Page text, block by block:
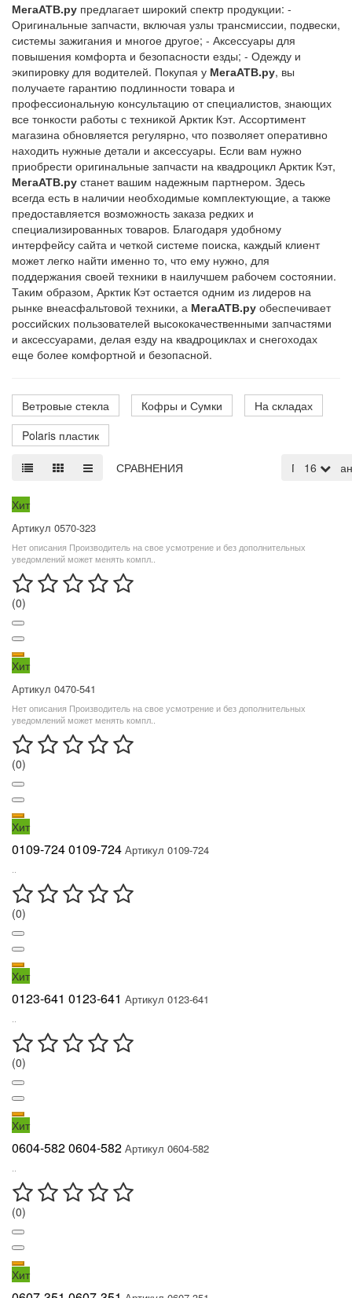
МегаАТВ.ру предлагает широкий спектр продукции: -
Оригинальные запчасти, включая узлы трансмиссии, подвески,
системы зажигания и многое другое; - Аксессуары для
повышения комфорта и безопасности езды; - Одежду и
экипировку для водителей. Покупая у МегаАТВ.ру, вы
получаете гарантию подлинности товара и
профессиональную консультацию от специалистов, знающих
все тонкости работы с техникой Арктик Кэт. Ассортимент
магазина обновляется регулярно, что позволяет оперативно
находить нужные детали и аксессуары. Если вам нужно
приобрести оригинальные запчасти на квадроцикл Арктик Кэт,
МегаАТВ.ру станет вашим надежным партнером. Здесь
всегда есть в наличии необходимые комплектующие, а также
предоставляется возможность заказа редких и
специализированных товаров. Благодаря удобному
интерфейсу сайта и четкой системе поиска, каждый клиент
может легко найти именно то, что ему нужно, для
поддержания своей техники в наилучшем рабочем состоянии.
Таким образом, Арктик Кэт остается одним из лидеров на
рынке внеасфальтовой техники, а МегаАТВ.ру обеспечивает
российских пользователей высококачественными запчастями
и аксессуарами, делая езду на квадроциклах и снегоходах
еще более комфортной и безопасной.
Ветровые стекла Кофры и Сумки
На складах
Polaris пластик
СРАВНЕНИЯ 16
По
Хит
Артикул 0570-323
Нет описания Производитель на свое усмотрение и без дополнительных
уведомлений может менять компл..
(0)
Хит
Артикул 0470-541
Нет описания Производитель на свое усмотрение и без дополнительных
уведомлений может менять компл..
(0)
Хит
0109-724 0109-724 Артикул 0109-724
(0)
Хит
0123-641 0123-641 Артикул 0123-641
(0)
Хит
0604-582 0604-582 Артикул 0604-582
(0)
Хит